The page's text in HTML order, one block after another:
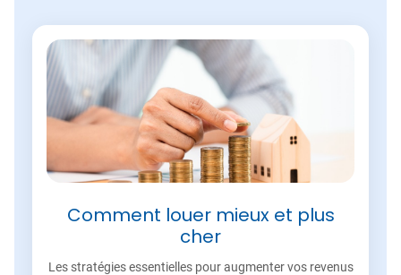
Comment louer mieux et plus
cher
Les stratégies essentielles pour augmenter vos revenus